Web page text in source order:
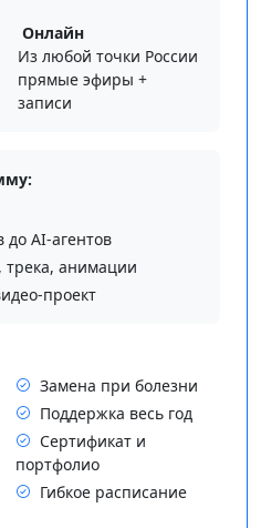
Онлайн
Из любой точки России
прямые эфиры +
записи
до AI-агентов
трека, анимации
проект
Замена при болезни
Поддержка весь год
Сертификат и
портфолио
Гибкое расписание